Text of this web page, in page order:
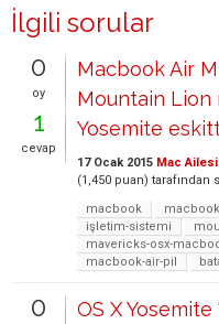
İlgili sorular
0
oy
1
cevap
Macbook Air
Mountain Lion
Yosemite
17 Ocak 2015 Mac Ailesi
(1,450 puan) tarafından
macbook
işletim-sistemi
mavericks-osx-
macbook-air-pil
0 OS X